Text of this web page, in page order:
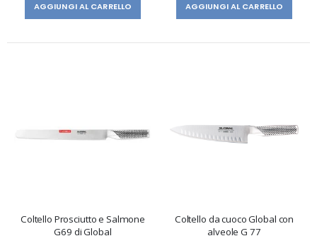
AGGIUNGI AL CARRELLO AGGIUNGI AL CARRELLO
Coltello Prosciutto e Salmone
G69 di Global
Coltello da cuoco Global con
alveole G 77